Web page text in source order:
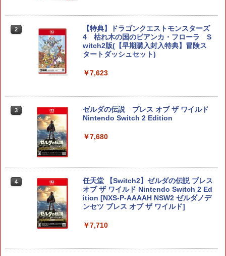
ニンテンドープリペイド番号 9000円|オ
ンラインコード版
ニンテンドープリペイド番号 5000円|オ
ンラインコード版
￥5,000
￥7,286
J) PlayStation 5
トローラー ミッドナイト ブラック(CFI-
￥10,737
【純正品】DualSense ワイヤレスコン
トローラー(CFI-ZCT2J)
￥10,737
￥7,681
【純正品】Xbox ワイヤレス コントロー
ラー (カーボンブラック)
￥8,020
4
【純正品】Xbox 充電式バッテリー + US
B-C ケーブル
￥2,618
5
【国内正規品】Thrustmaster スラスト
マスター TH8S シフター - PC、PS4、P
S5、PS5 Pro、Xbox One、Xbox Serie
s X|S 対応の高精度 H パターン シフター
￥14,141
第三章 蛇神 (Amazon.co.jp限定オリジ
り来たる！スタジオ描き下ろしイラスト
ボード付) [Blu-ray]
￥10,780
窩座再来 完全生産限定版 [Blu-ray]
￥8,698
2
【特典】ドラゴンクエストモンスターズ
4 枯れ木の国のビアンカ・フローラ S
witch2版(【早期購入封入特典】冒険ス
タートダッシュセット)
￥7,623
3
ゼルダの伝説 ブレス オブ ザ ワイルド
Nintendo Switch 2 Edition
￥7,680
4
任天堂 【Switch2】ゼルダの伝説 ブレス
オブ ザ ワイルド Nintendo Switch 2 Ed
ition [NXS-P-AAAAH NSW2 ゼルダノデ
ンセツ ブレス オブ ザ ワイルド]
￥7,710